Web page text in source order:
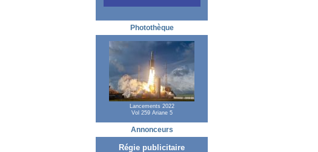
Photothèque
Lancements 2022
Vol 259 Ariane 5
Annonceurs
Régie publicitaire